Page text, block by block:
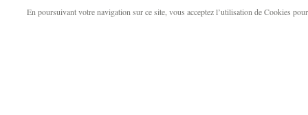
En poursuivant votre navigation sur ce site, vous acceptez l’utilisation de Cookies